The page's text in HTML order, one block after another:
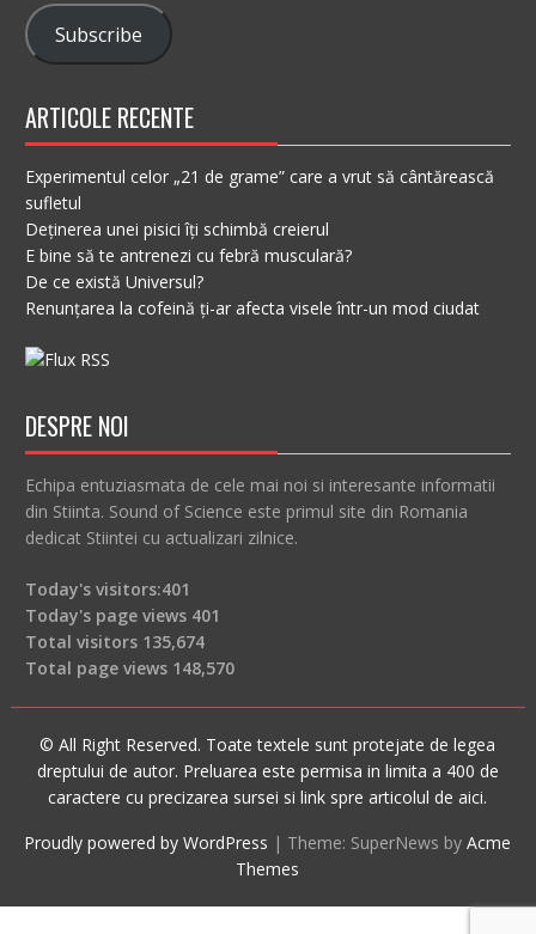
Subscribe
ARTICOLE RECENTE
Experimentul celor „21 de grame” care a vrut să cântărească
sufletul
Deținerea unei pisici îți schimbă creierul
E bine să te antrenezi cu febră musculară?
De ce există Universul?
Renunțarea la cofeină ți-ar afecta visele într-un mod ciudat
DESPRE NOI
Echipa entuziasmata de cele mai noi si interesante informatii
din Stiinta. Sound of Science este primul site din Romania
dedicat Stiintei cu actualizari zilnice.
Today's visitors:401
Today's page views 401
Total visitors 135,674
Total page views 148,570
© All Right Reserved. Toate textele sunt protejate de legea
dreptului de autor. Preluarea este permisa in limita a 400 de
caractere cu precizarea sursei si link spre articolul de aici.
Proudly powered by WordPress | Theme: SuperNews byAcme
Themes